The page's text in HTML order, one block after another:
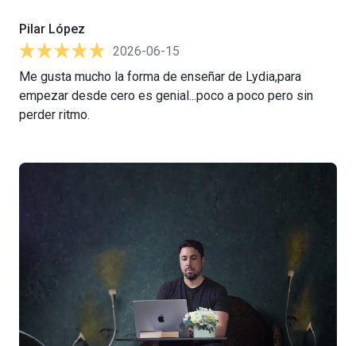
Pilar López
2026-06-15
Me gusta mucho la forma de enseñar de Lydia,para
empezar desde cero es genial...poco a poco pero sin
perder ritmo.